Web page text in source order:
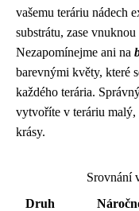
vašemu teráriu nádech
substrátu, zase
Nezapomínejme ani na
barevnými květy, které
každého terária.
vytvoříte v teráriu malý,
krásy.
Srovnání
Druh